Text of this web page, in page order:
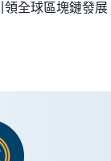
全球區塊鏈發展